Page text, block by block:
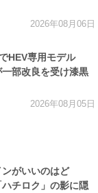
2026年08月06日
HEV専用モデル
部改良を受け漆黒
2026年08月05日
がいいのはど
チロク」の影に隠